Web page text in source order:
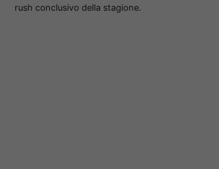
rush conclusivo della stagione.